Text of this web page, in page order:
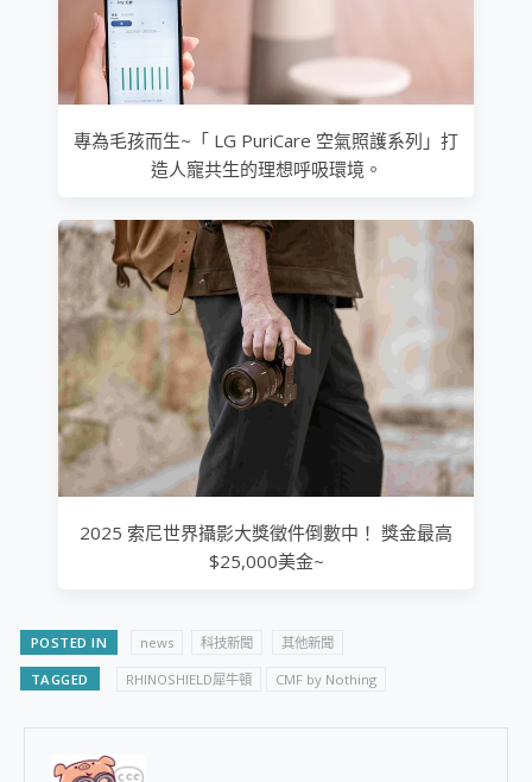
專為毛孩而生~「 LG PuriCare 空氣照護系列」打
造人寵共生的理想呼吸環境。
2025 索尼世界攝影大獎徵件倒數中！ 獎金最高
$25,000美金~
POSTED IN news 科技新聞 其他新聞
TAGGED RHINOSHIELD犀牛頓 CMF by Nothing